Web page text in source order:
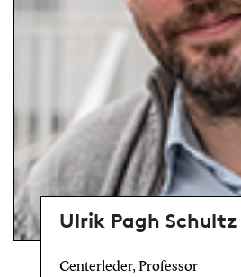
Ulrik Pagh
Centerleder, Professor